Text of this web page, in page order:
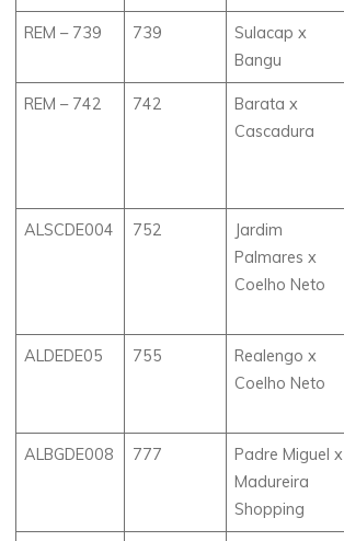
REM – 739 739
Sulacap x
Bangu
REM – 742 742
Barata x
Cascadura
ALSCDE004 752
Jardim
Palmares x
Coelho Neto
ALDEDE05 755
Realengo x
Coelho Neto
ALBGDE008 777
Padre Miguel x
Madureira
Shopping